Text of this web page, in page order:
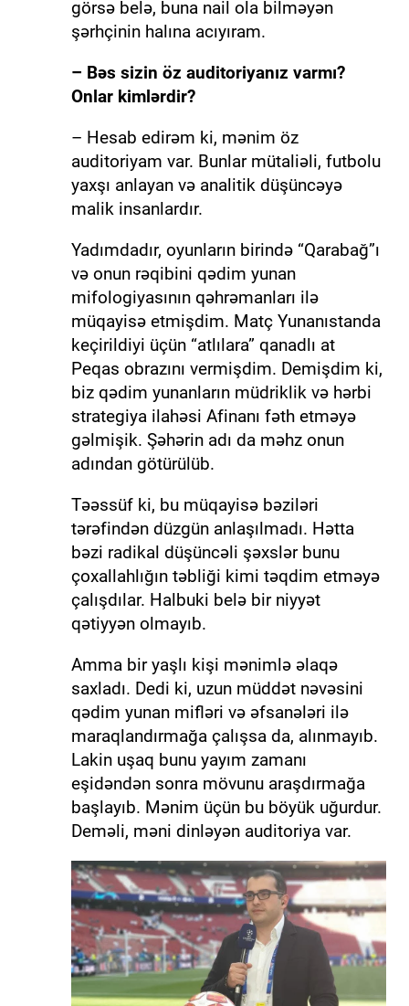
görsə belə, buna nail ola bilməyən
şərhçinin halına acıyıram.
– Bəs sizin öz auditoriyanız varmı?
Onlar kimlərdir?
– Hesab edirəm ki, mənim öz
auditoriyam var. Bunlar mütaliəli, futbolu
yaxşı anlayan və analitik düşüncəyə
malik insanlardır.
Yadımdadır, oyunların birində “Qarabağ”ı
və onun rəqibini qədim yunan
mifologiyasının qəhrəmanları ilə
müqayisə etmişdim. Matç Yunanıstanda
keçirildiyi üçün “atlılara” qanadlı at
Peqas obrazını vermişdim. Demişdim ki,
biz qədim yunanların müdriklik və hərbi
strategiya ilahəsi Afinanı fəth etməyə
gəlmişik. Şəhərin adı da məhz onun
adından götürülüb.
Təəssüf ki, bu müqayisə bəziləri
tərəfindən düzgün anlaşılmadı. Hətta
bəzi radikal düşüncəli şəxslər bunu
çoxallahlığın təbliği kimi təqdim etməyə
çalışdılar. Halbuki belə bir niyyət
qətiyyən olmayıb.
Amma bir yaşlı kişi mənimlə əlaqə
saxladı. Dedi ki, uzun müddət nəvəsini
qədim yunan mifləri və əfsanələri ilə
maraqlandırmağa çalışsa da, alınmayıb.
Lakin uşaq bunu yayım zamanı
eşidəndən sonra mövunu araşdırmağa
başlayıb. Mənim üçün bu böyük uğurdur.
Deməli, məni dinləyən auditoriya var.